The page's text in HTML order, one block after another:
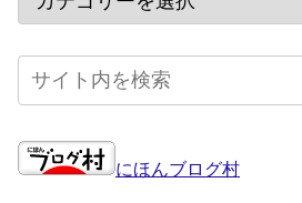
にほんブログ村